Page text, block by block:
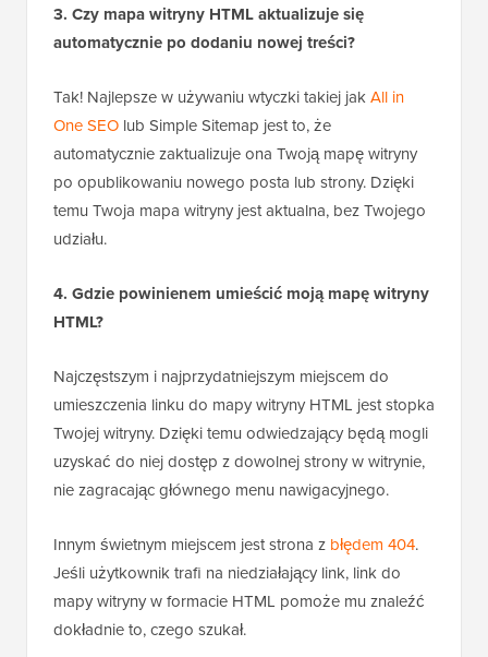
3. Czy mapa witryny HTML aktualizuje się
automatycznie po dodaniu nowej treści?
Tak! Najlepsze w używaniu wtyczki takiej jakAll in
One SEO lub Simple Sitemap jest to, że
automatycznie zaktualizuje ona Twoją mapę witryny
po opublikowaniu nowego posta lub strony. Dzięki
temu Twoja mapa witryny jest aktualna, bez Twojego
udziału.
4. Gdzie powinienem umieścić moją mapę witryny
HTML?
Najczęstszym i najprzydatniejszym miejscem do
umieszczenia linku do mapy witryny HTML jest stopka
Twojej witryny. Dzięki temu odwiedzający będą mogli
uzyskać do niej dostęp z dowolnej strony w witrynie,
nie zagracając głównego menu nawigacyjnego.
Innym świetnym miejscem jest strona z błędem 404.
Jeśli użytkownik trafi na niedziałający link, link do
mapy witryny w formacie HTML pomoże mu znaleźć
dokładnie to, czego szukał.